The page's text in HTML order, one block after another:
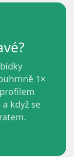
1×
když se